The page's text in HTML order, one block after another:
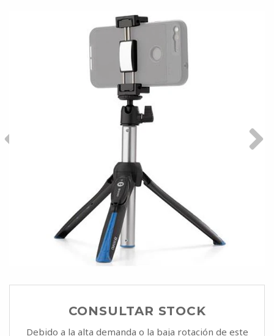
CONSULTAR STOCK
Debido a la alta demanda o la baja rotación de este